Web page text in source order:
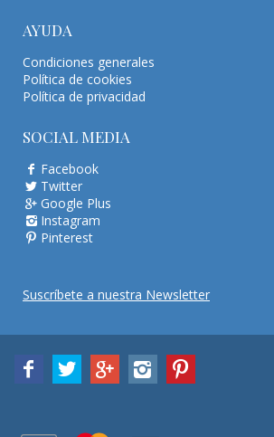
AYUDA
Condiciones generales
Política de cookies
Política de privacidad
SOCIAL MEDIA
Facebook
Twitter
Google Plus
Instagram
Pinterest
Suscríbete a nuestra Newsletter